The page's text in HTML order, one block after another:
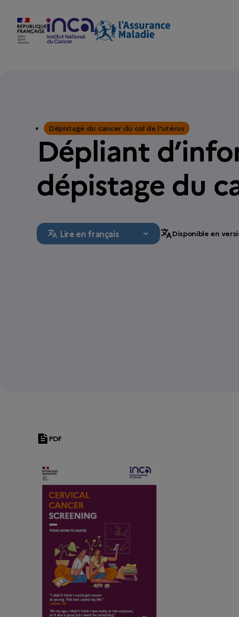
Dépistage du cancer du col de l'utérus
Dépliant
dépistage du
Disponible en
PDF